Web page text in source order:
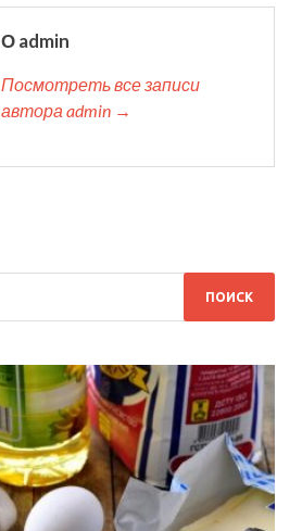
О admin
Посмотреть все записи
автора admin →